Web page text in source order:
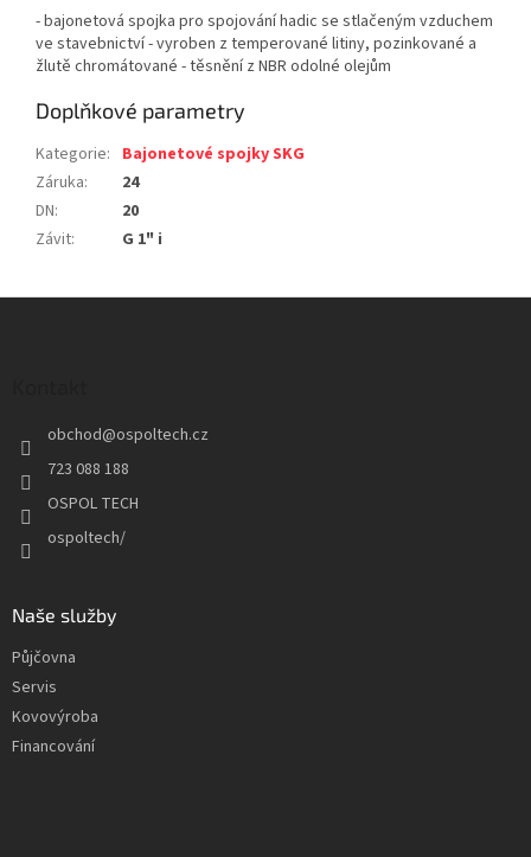
- bajonetová spojka pro spojování hadic se stlačeným vzduchem
ve stavebnictví - vyroben z temperované litiny, pozinkované a
žlutě chromátované - těsnění z NBR odolné olejům
Doplňkové parametry
Kategorie: Bajonetové spojky SKG
Záruka:
24
DN:
20
Závit: G 1" i
obchod@ospoltech.cz
723 088 188
OSPOL TECH
ospoltech/
Naše služby
Půjčovna
Servis
Kovovýroba
Financování